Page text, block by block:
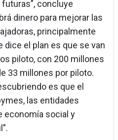
concluye
dinero para mejorar las
principalmente
dice el plan es que se van
piloto, con 200 millones
33 millones por piloto.
es que el
las entidades
economía social y